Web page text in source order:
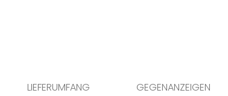
LIEFERUMFANG GEGENANZEIGEN